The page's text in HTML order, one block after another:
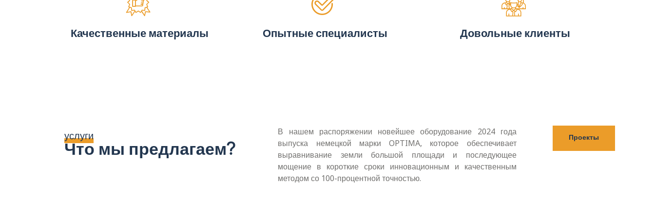
Качественные материалы Опытные специалисты Довольные клиенты
услуги
Что мы предлагаем?
В нашем распоряжении новейшее оборудование 2024 года
выпуска немецкой марки OPTIMA, которое обеспечивает
выравнивание земли большой площади и последующее
мощение в короткие сроки инновационным и качественным
методом со 100-процентной точностью.
Проекты